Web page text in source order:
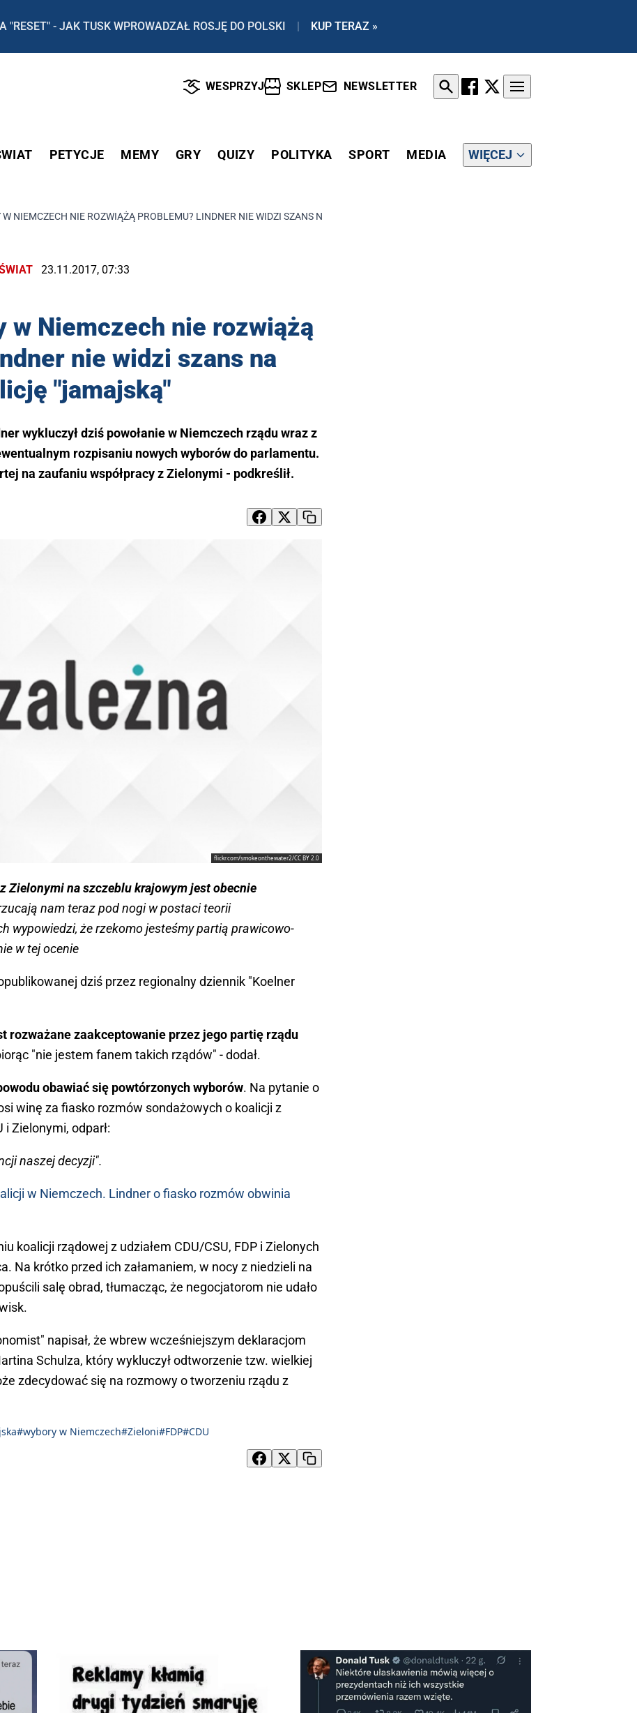
"RESET" - JAK TUSK WPROWADZAŁ ROSJĘ DO POLSKI | KUP TERAZ »
WESPRZYJ SKLEP NEWSLETTER
PETYCJE MEMY GRY QUIZY POLITYKA SPORT MEDIA WIĘCEJ
W NIEMCZECH NIE ROZWIĄŻĄ PROBLEMU? LINDNER NIE WIDZI SZANS NA KOALICJĘ "JAMAJSKĄ"
23.11.2017, 07:33
w Niemczech nie rozwiążą
nie widzi szans na
"jamajską"
wykluczył dziś powołanie w Niemczech rządu wraz z
rozpisaniu nowych wyborów do parlamentu.
na zaufaniu współpracy z Zielonymi - podkreślił.
flickr.com/smokeonthewater2/CC BY 2.0
z Zielonymi na szczeblu krajowym jest obecnie
nam teraz pod nogi w postaci teorii
wypowiedzi, że rzekomo jesteśmy partią prawicowo-
w tej ocenie
dziś przez regionalny dziennik "Koelner
rozważane zaakceptowanie przez jego partię rządu
"nie jestem fanem takich rządów" - dodał.
obawiać się powtórzonych wyborów. Na pytanie o
winę za fiasko rozmów sondażowych o koalicji z
Zielonymi, odparł:
naszej decyzji".
w Niemczech. Lindner o fiasko rozmów obwinia
koalicji rządowej z udziałem CDU/CSU, FDP i Zielonych
Na krótko przed ich załamaniem, w nocy z niedzieli na
salę obrad, tłumacząc, że negocjatorom nie udało
napisał, że wbrew wcześniejszym deklaracjom
Schulza, który wykluczył odtworzenie tzw. wielkiej
zdecydować się na rozmowy o tworzeniu rządu z
#wybory w Niemczech#Zieloni#FDP#CDU